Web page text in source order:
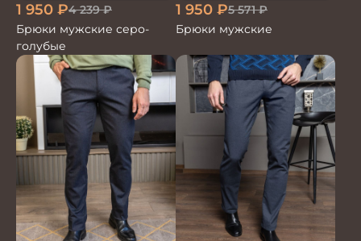
1 950 ₽4 239₽
Брюки мужские серо-
голубые
1 950 ₽5 571₽
Брюки мужские